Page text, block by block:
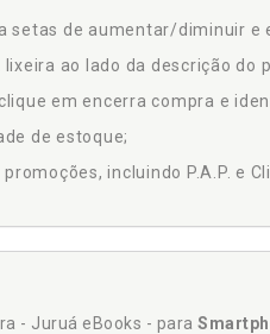
setas de aumentar/diminuir
ao lado da descrição do
em encerra compra e
de estoque;
incluindo P.A.P. e
- Juruá eBooks - para